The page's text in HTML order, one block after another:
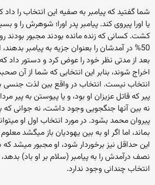
شما گفتید که پیامبر به صفیه این انتخاب را
یا اورا پیروی کند. پیامبر پدر اورا؛ شوهرش را و
کشت. کسانی که زنده مانده بودند مجبور بودند
50% در آمدشان را بعنوان جزیه به پیامبر بدهند،
بعد از مدتی نظر خود را عوض کرد و دستور داد که
اخراج شوند، بنابر این انتخابی که شما از آن
انتخاب نیست. انتخاب در واقع بین لذت
پیر که قاتل عزیزان او بود، و یا پیوستن به پیر
نه بین آنها جنگجویی وجود داشت، نه جوانی که
پیروان محمد بشود. در مورد انتخاب اول او
بماند، اما اگر او به بین یهودیان باز میگشد
این حداقل نیز برخوردار شود، او مجبور میشد که
نصف درآمدش را به پیامبر (سلام بر او باد) بدهد،
انتخاب چندانی وجود ندارد.